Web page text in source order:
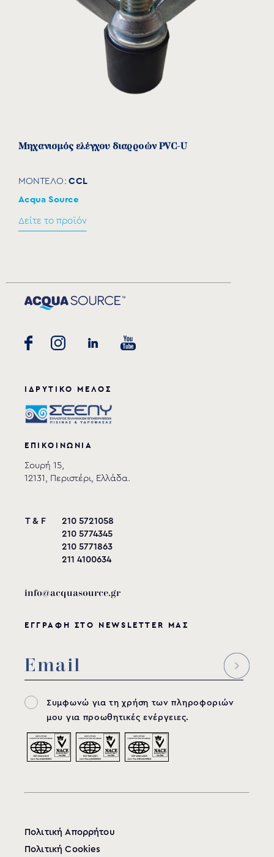
Μηχανισμός ελέγχου διαρροών PVC-U
ΜΟΝΤΕΛΟ:CCL
Acqua Source
Δείτε το προϊόν
ΙΔΡΥΤΙΚΟ ΜΕΛΟΣ
ΕΠΙΚΟΙΝΩΝΙΑ
Σουρή 15,
12131, Περιστέρι, Ελλάδα.
T & F
210 5721058
210 5774345
210 5771863
211 4100634
info@acquasource.gr
ΕΓΓΡΑΦΗ ΣΤΟ NEWSLETTER ΜΑΣ
Συμφωνώ για τη χρήση των πληροφοριών
μου για προωθητικές ενέργειες.
Πολιτική Απορρήτου
Πολιτική Cookies